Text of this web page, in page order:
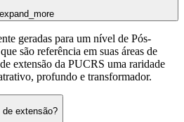
expand_more
geradas para um nível de Pós-
são referência em suas áreas de
extensão da PUCRS uma raridade
profundo e transformador.
extensão?